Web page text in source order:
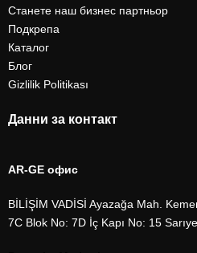
Станете наш бизнес партньор
Подкрепа
Каталог
Блог
Gizlilik Politikası
Данни за контакт
AR-GE офис
BİLİŞİM VADİSİ Ayazağa Mah.
7C Blok No: 7D İç Kapı No: 15